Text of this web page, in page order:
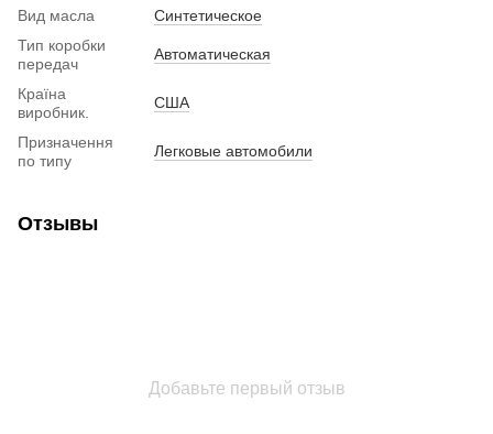
Вид масла
Синтетическое
Тип коробки
передач
Автоматическая
Країна
виробник.
США
Призначення
по типу
Легковые автомобили
Отзывы
Добавьте первый отзыв